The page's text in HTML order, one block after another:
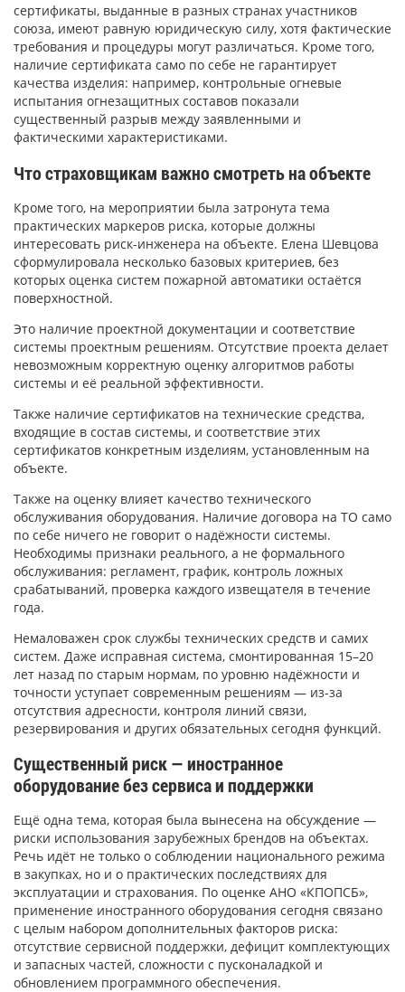
сертификаты, выданные в разных странах участников
союза, имеют равную юридическую силу, хотя фактические
требования и процедуры могут различаться. Кроме того,
наличие сертификата само по себе не гарантирует
качества изделия: например, контрольные огневые
испытания огнезащитных составов показали
существенный разрыв между заявленными и
фактическими характеристиками.
Что страховщикам важно смотреть на объекте
Кроме того, на мероприятии была затронута тема
практических маркеров риска, которые должны
интересовать риск-инженера на объекте. Елена Шевцова
сформулировала несколько базовых критериев, без
которых оценка систем пожарной автоматики остаётся
поверхностной.
Это наличие проектной документации и соответствие
системы проектным решениям. Отсутствие проекта делает
невозможным корректную оценку алгоритмов работы
системы и её реальной эффективности.
Также наличие сертификатов на технические средства,
входящие в состав системы, и соответствие этих
сертификатов конкретным изделиям, установленным на
объекте.
Также на оценку влияет качество технического
обслуживания оборудования. Наличие договора на ТО само
по себе ничего не говорит о надёжности системы.
Необходимы признаки реального, а не формального
обслуживания: регламент, график, контроль ложных
срабатываний, проверка каждого извещателя в течение
года.
Немаловажен срок службы технических средств и самих
систем. Даже исправная система, смонтированная 15–20
лет назад по старым нормам, по уровню надёжности и
точности уступает современным решениям — из-за
отсутствия адресности, контроля линий связи,
резервирования и других обязательных сегодня функций.
Существенный риск — иностранное
оборудование без сервиса и поддержки
Ещё одна тема, которая была вынесена на обсуждение —
риски использования зарубежных брендов на объектах.
Речь идёт не только о соблюдении национального режима
в закупках, но и о практических последствиях для
эксплуатации и страхования. По оценке АНО «КПОПСБ»,
применение иностранного оборудования сегодня связано
с целым набором дополнительных факторов риска:
отсутствие сервисной поддержки, дефицит комплектующих
и запасных частей, сложности с пусконаладкой и
обновлением программного обеспечения.